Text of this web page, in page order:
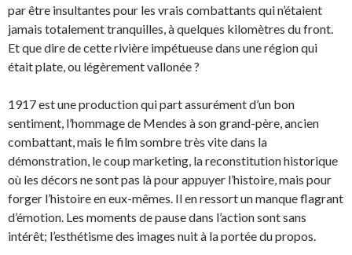
par être insultantes pour les vrais combattants qui n’étaient
jamais totalement tranquilles, à quelques kilomètres du front.
Et que dire de cette rivière impétueuse dans une région qui
était plate, ou légèrement vallonée ?
1917 est une production qui part assurément d’un bon
sentiment, l’hommage de Mendes à son grand-père, ancien
combattant, mais le film sombre très vite dans la
démonstration, le coup marketing, la reconstitution historique
où les décors ne sont pas là pour appuyer l’histoire, mais pour
forger l’histoire en eux-mêmes. Il en ressort un manque flagrant
d’émotion. Les moments de pause dans l’action sont sans
intérêt; l’esthétisme des images nuit à la portée du propos.